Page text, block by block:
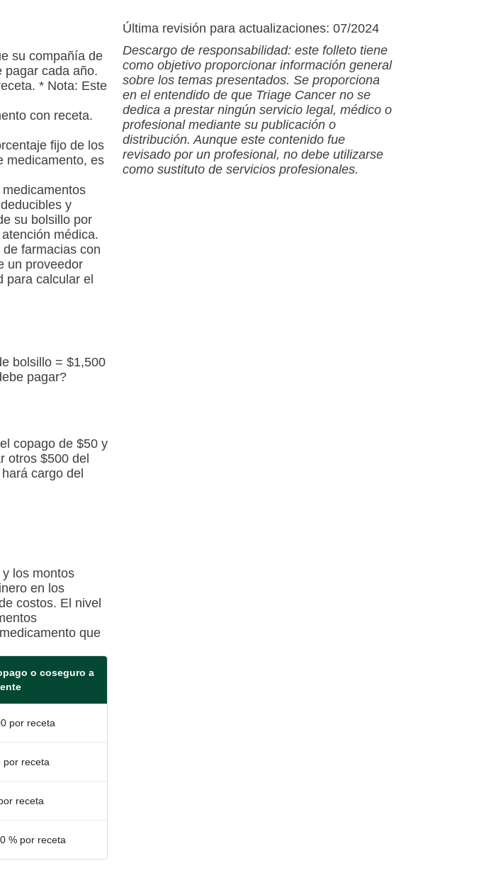
su compañía de
pagar cada año.
* Nota: Este
con receta.
fijo de los
medicamento, es
y
su bolsillo por
médica.
farmacias con
un proveedor
para calcular el
bolsillo = $1,500
pagar?
copago de $50 y
otros $500 del
cargo del
los montos
en los
costos. El nivel
que
o coseguro a
por receta
por receta
receta
% por receta
Última revisión para actualizaciones: 07/2024
Descargo de responsabilidad: este folleto tiene
como objetivo proporcionar información general
sobre los temas presentados. Se proporciona
en el entendido de que Triage Cancer no se
dedica a prestar ningún servicio legal, médico o
profesional mediante su publicación o
distribución. Aunque este contenido fue
revisado por un profesional, no debe utilizarse
como sustituto de servicios profesionales.